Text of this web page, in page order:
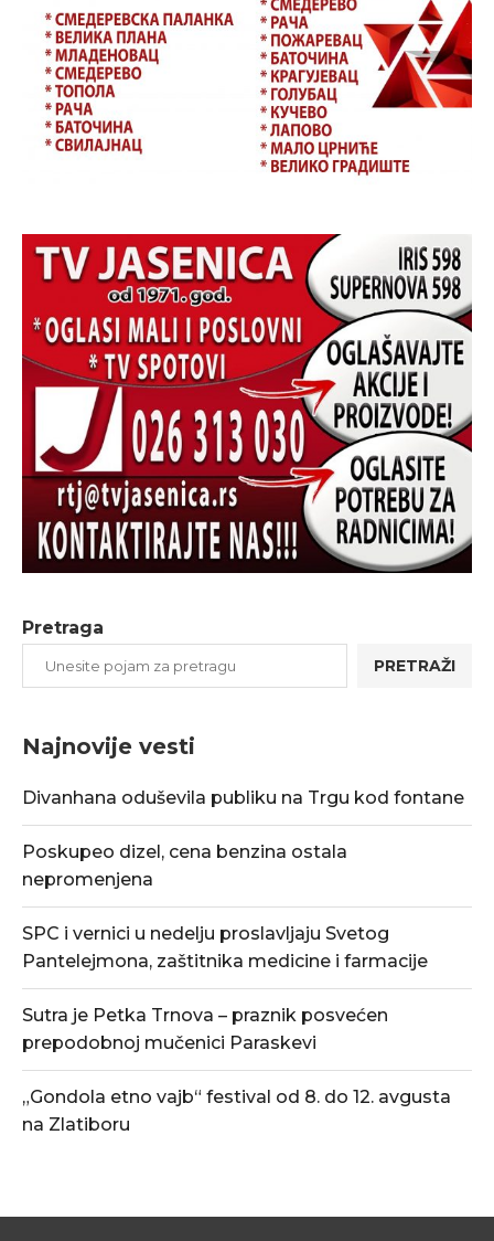
Pretraga
PRETRAŽI
Najnovije vesti
Divanhana oduševila publiku na Trgu kod fontane
Poskupeo dizel, cena benzina ostala
nepromenjena
SPC i vernici u nedelju proslavljaju Svetog
Pantelejmona, zaštitnika medicine i farmacije
Sutra je Petka Trnova – praznik posvećen
prepodobnoj mučenici Paraskevi
„Gondola etno vajb“ festival od 8. do 12. avgusta
na Zlatiboru